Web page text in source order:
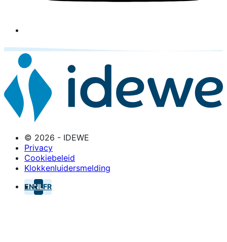
© 2026 - IDEWE
Privacy
Cookiebeleid
Klokkenluidersmelding
ENNLFR